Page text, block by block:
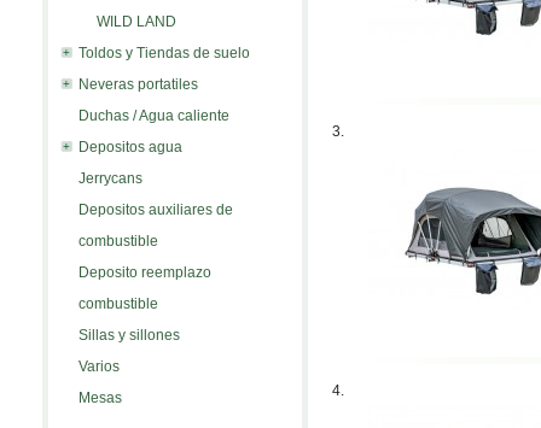
WILD LAND
Toldos y Tiendas de suelo
Neveras portatiles
Duchas / Agua caliente
Depositos agua
Jerrycans
Depositos auxiliares de
combustible
Deposito reemplazo
combustible
Sillas y sillones
Varios
Mesas
3.
4.